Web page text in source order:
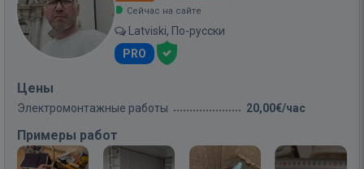
Сейчас на сайте
Latviski, По-русски
PRO
Цены
Электромонтажные работы 20,00€/час
Примеры работ